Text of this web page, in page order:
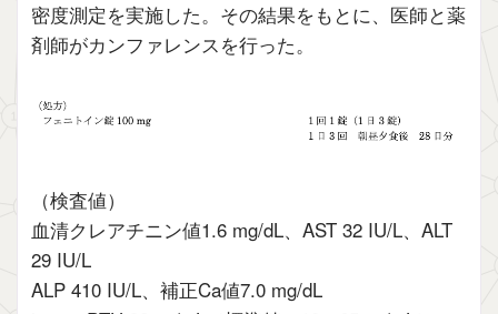
密度測定を実施した。その結果をもとに、医師と薬
剤師がカンファレンスを行った。
（検査値）
血清クレアチニン値1.6 mg/dL、AST 32 IU/L、ALT
29 IU/L
ALP 410 IU/L、補正Ca値7.0 mg/dL